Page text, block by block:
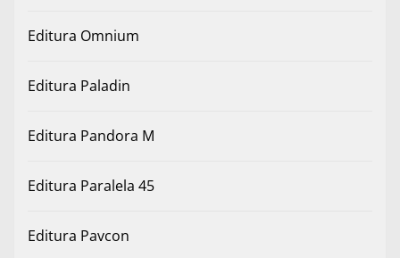
Editura Omnium
Editura Paladin
Editura Pandora M
Editura Paralela 45
Editura Pavcon